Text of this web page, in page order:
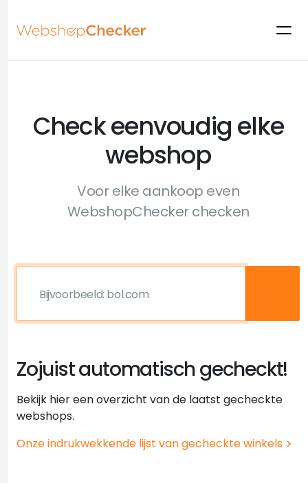
Check eenvoudig elke
webshop
Voor elke aankoop even
WebshopChecker checken
Zojuist automatisch gecheckt!
Bekijk hier een overzicht van de laatst gecheckte
webshops.
Onze indrukwekkende lijst van gecheckte winkels